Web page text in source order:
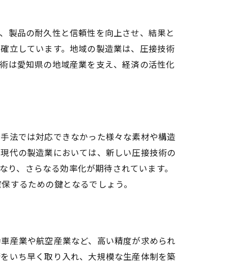
製品の耐久性と信頼性を向上させ、結果と
立しています。地域の製造業は、圧接技術
は愛知県の地域産業を支え、経済の活性化
法では対応できなかった様々な素材や構造
代の製造業においては、新しい圧接技術の
、さらなる効率化が期待されています。
するための鍵となるでしょう。
産業や航空産業など、高い精度が求められ
いち早く取り入れ、大規模な生産体制を築